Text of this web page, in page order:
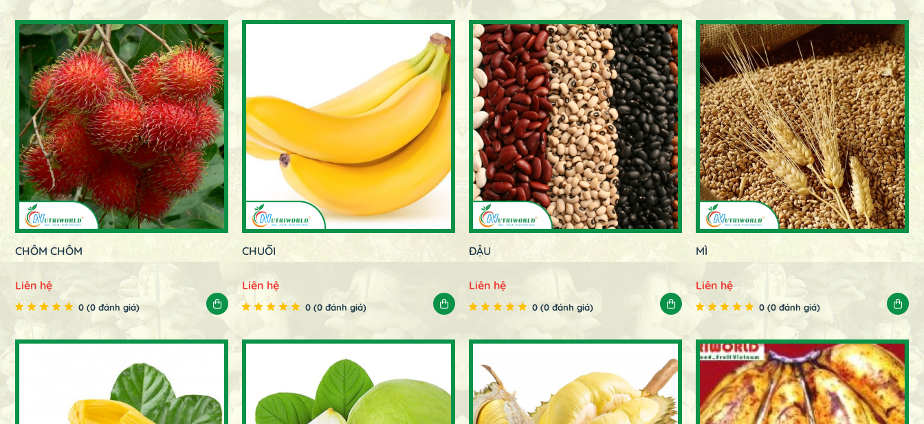
CHÔM CHÔM
Liên hệ
0 (0 đánh giá)
CHUỐI
Liên hệ
0 (0 đánh giá)
ĐẬU
Liên hệ
0 (0 đánh giá)
MÌ
Liên hệ
0 (0 đánh giá)